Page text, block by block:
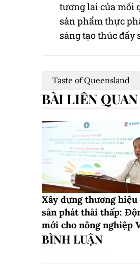
tương lai của mối
sản phẩm thực
sáng tạo thúc
Taste of Queensland
BÀI LIÊN QUAN
Xây dựng thương hiệu
sản phát thải thấp:
mới cho nông nghiệp